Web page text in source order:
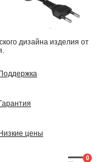
дизайна изделия от
цены
0